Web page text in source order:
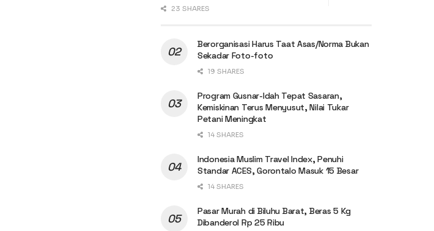
23 SHARES
Berorganisasi Harus Taat Asas/Norma Bukan
Sekadar Foto-foto
19 SHARES
Program Gusnar-Idah Tepat Sasaran,
Kemiskinan Terus Menyusut, Nilai Tukar
Petani Meningkat
14 SHARES
Indonesia Muslim Travel Index, Penuhi
Standar ACES, Gorontalo Masuk 15 Besar
14 SHARES
Pasar Murah di Biluhu Barat, Beras 5 Kg
Dibanderol Rp 25 Ribu